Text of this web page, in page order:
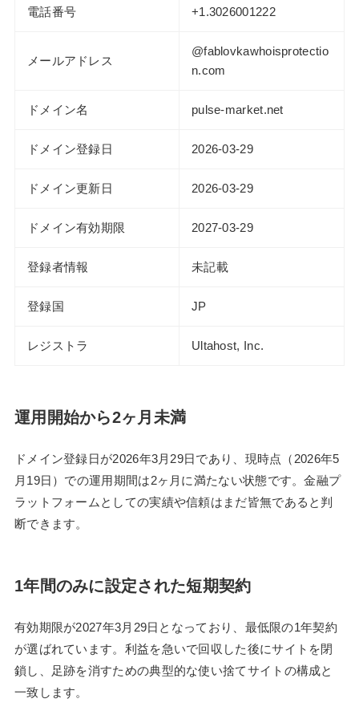
電話番号 +1.3026001222
メールアドレス
@fablovkawhoisprotectio
n.com
ドメイン名 pulse-market.net
ドメイン登録日 2026-03-29
ドメイン更新日 2026-03-29
ドメイン有効期限 2027-03-29
登録者情報 未記載
登録国 JP
レジストラ Ultahost, Inc.
運用開始から2ヶ月未満
ドメイン登録日が2026年3月29日であり、現時点（2026年5
月19日）での運用期間は2ヶ月に満たない状態です。金融プ
ラットフォームとしての実績や信頼はまだ皆無であると判
断できます。
1年間のみに設定された短期契約
有効期限が2027年3月29日となっており、最低限の1年契約
が選ばれています。利益を急いで回収した後にサイトを閉
鎖し、足跡を消すための典型的な使い捨てサイトの構成と
一致します。